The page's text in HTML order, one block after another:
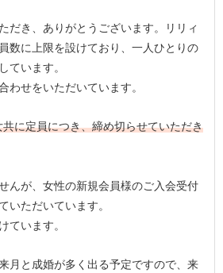
だき、ありがとうございます。リリィ
数に上限を設けており、一人ひとりの
ています。
わせをいただいています。
に定員につき、締め切らせていただき
んが、女性の新規会員様のご入会受付
いただいています。
ています。
月と成婚が多く出る予定ですので、来